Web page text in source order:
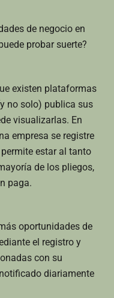
de negocio en
probar suerte?
existen plataformas
no solo) publica sus
visualizarlas. En
empresa se registre
estar al tanto
de los pliegos,
paga.
oportunidades de
el registro y
con su
diariamente